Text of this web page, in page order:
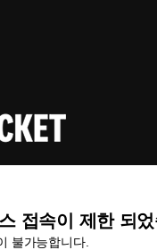
접속이 제한 되
불가능합니다.